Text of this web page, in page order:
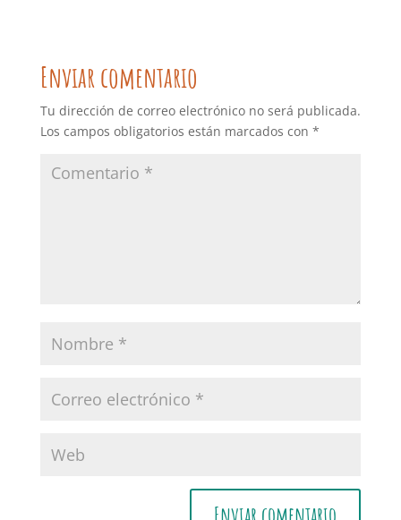
Enviar comentario
Tu dirección de correo electrónico no será publicada.
Los campos obligatorios están marcados con *